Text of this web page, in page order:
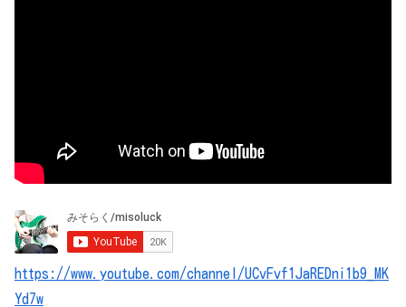
https://www.youtube.com/channel/UCvFvf1JaREDni1b9_MK
Yd7w